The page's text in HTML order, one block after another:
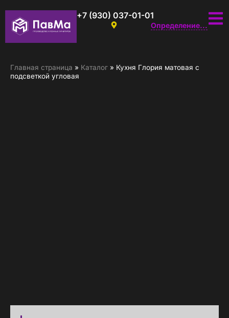
+7 (930) 037-01-01
Определение...
Главная страница » Каталог » Кухня Глория матовая с
подсветкой угловая